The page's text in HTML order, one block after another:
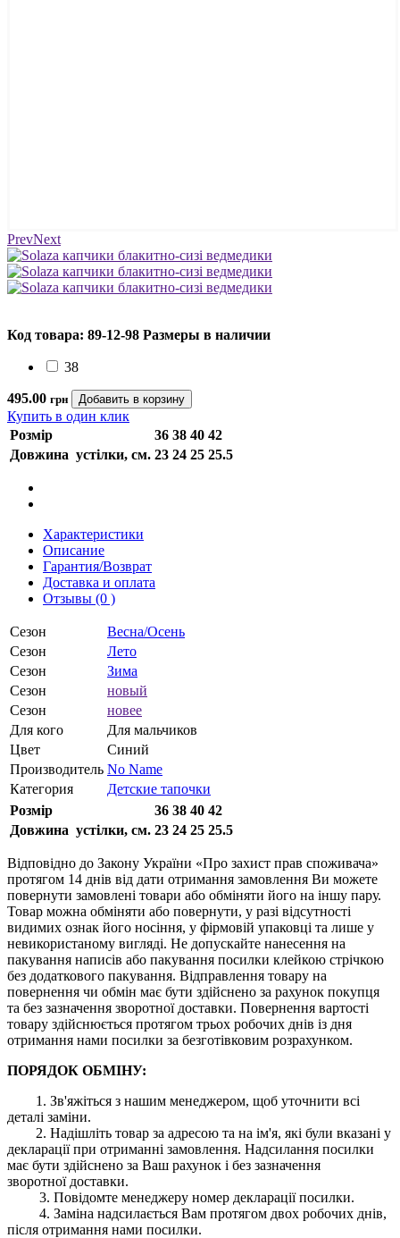
PrevNext
Код товара: 89-12-98 Размеры в наличии
38
495.00 грн
Купить в один клик
Розмір
36 38 40 42
Довжина устілки, см. 23 24 25 25.5
Характеристики
Описание
Гарантия/Возврат
Доставка и оплата
Отзывы (0 )
Сезон
Весна/Осень
Сезон
Лето
Сезон
Зима
Сезон
новый
Сезон
новее
Для кого
Для мальчиков
Цвет
Синий
Производитель No Name
Категория
Детские тапочки
Розмір
36 38 40 42
Довжина устілки, см. 23 24 25 25.5
Відповідно до Закону України «Про захист прав споживача»
протягом 14 днів від дати отримання замовлення Ви можете
повернути замовлені товари або обміняти його на іншу пару.
Товар можна обміняти або повернути, у разі відсутності
видимих ​​ознак його носіння, у фірмовій упаковці та лише у
невикористаному вигляді. Не допускайте нанесення на
пакування написів або пакування посилки клейкою стрічкою
без додаткового пакування. Відправлення товару на
повернення чи обмін має бути здійснено за рахунок покупця
та без зазначення зворотної доставки. Повернення вартості
товару здійснюється протягом трьох робочих днів із дня
отримання нами посилки за безготівковим розрахунком.
ПОРЯДОК ОБМІНУ:
1. Зв'яжіться з нашим менеджером, щоб уточнити всі
деталі заміни.
2. Надішліть товар за адресою та на ім'я, які були вказані у
декларації при отриманні замовлення. Надсилання посилки
має бути здійснено за Ваш рахунок і без зазначення
зворотної доставки.
3. Повідомте менеджеру номер декларації посилки.
4. Заміна надсилається Вам протягом двох робочих днів,
після отримання нами посилки.